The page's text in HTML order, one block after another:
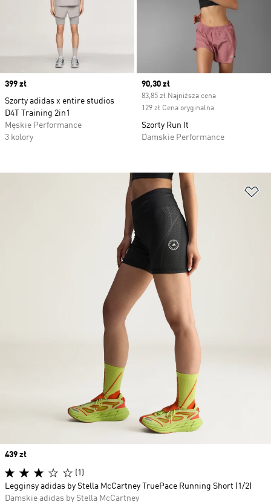
Price
399 zł
Szorty adidas x entire studios
D4T Training 2in1
Męskie Performance
3 kolory
Current price
90,30 zł
83,85 zł Najniższa cena
129 zł Cena oryginalna
Szorty Run It
Damskie Performance
Price
439 zł
(1)
Legginsy adidas by Stella McCartney TruePace Running Short (1/2)
Damskie adidas by Stella McCartney